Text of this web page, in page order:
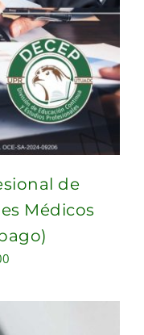
de
Médicos
is: